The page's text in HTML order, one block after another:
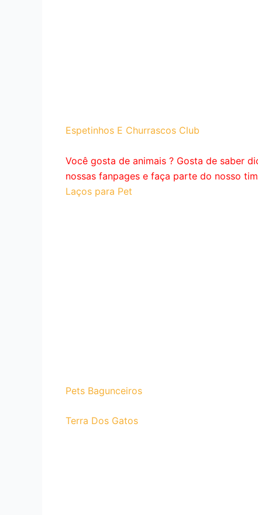
Espetinhos E Churrascos Club
Você gosta de animais ? Gosta de saber
nossas fanpages e faça parte do nosso
Laços para Pet
Pets Bagunceiros
Terra Dos Gatos